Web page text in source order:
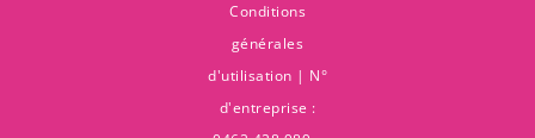
Conditions
générales
d'utilisation | N°
d'entreprise :